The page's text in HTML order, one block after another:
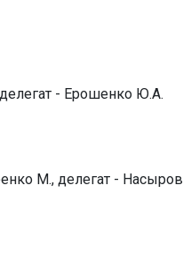
- Ерошенко Ю.А.
М., делегат - Насыров